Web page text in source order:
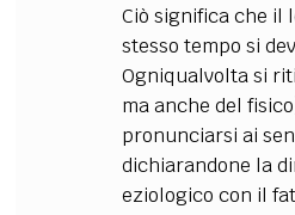
Ciò significa che il
stesso tempo si
Ogniqualvolta si
ma anche del
pronunciarsi ai
dichiarandone la
eziologico con il